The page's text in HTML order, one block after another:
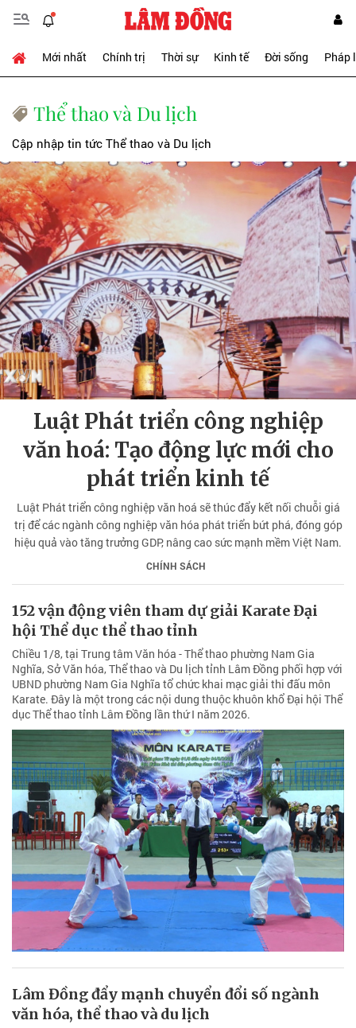
Mới nhất Chính trị Thời sự Kinh tế Đời sống Pháp
Thể thao và Du lịch
Cập nhập tin tức Thể thao và Du lịch
Luật Phát triển công nghiệp
văn hoá: Tạo động lực mới cho
phát triển kinh tế
Luật Phát triển công nghiệp văn hoá sẽ thúc đẩy kết nối chuỗi giá
trị để các ngành công nghiệp văn hóa phát triển bứt phá, đóng góp
hiệu quả vào tăng trưởng GDP, nâng cao sức mạnh mềm Việt Nam.
CHÍNH SÁCH
152 vận động viên tham dự giải Karate Đại
hội Thể dục thể thao tỉnh
Chiều 1/8, tại Trung tâm Văn hóa - Thể thao phường Nam Gia
Nghĩa, Sở Văn hóa, Thể thao và Du lịch tỉnh Lâm Đồng phối hợp với
UBND phường Nam Gia Nghĩa tổ chức khai mạc giải thi đấu môn
Karate. Đây là một trong các nội dung thuộc khuôn khổ Đại hội Thể
dục Thể thao tỉnh Lâm Đồng lần thứ I năm 2026.
Lâm Đồng đẩy mạnh chuyển đổi số ngành
văn hóa, thể thao và du lịch